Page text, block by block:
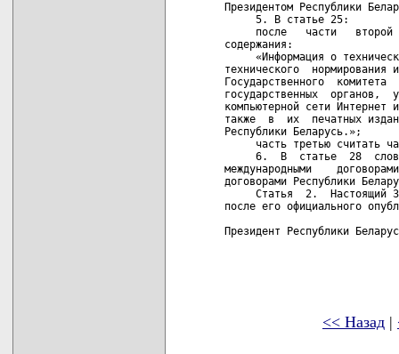
Президентом Республики
     5. В статье 25:
после   части   второй
содержания:
«Информация о
технического
Государственного
государственных  органов,
компьютерной сети Интернет
также  в  их  печатных
Республики Беларусь.»;
часть третью считать
6.  В  статье  28
международными
договорами Республики
Статья  2.  Настоящий
после его официального
Президент Республики
<< Назад |